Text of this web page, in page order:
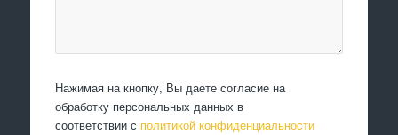
Нажимая на кнопку, Вы даете согласие на
обработку персональных данных в
соответствии с политикой конфиденциальности